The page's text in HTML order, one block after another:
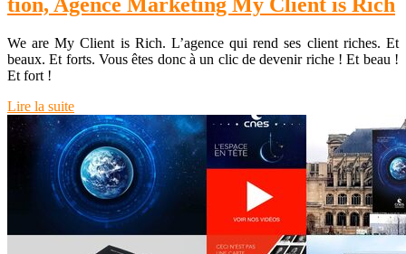
We are My Client is Rich. L’agence qui rend ses client riches. Et
beaux. Et forts. Vous êtes donc à un clic de devenir riche ! Et beau !
Et fort !
Lire la suite